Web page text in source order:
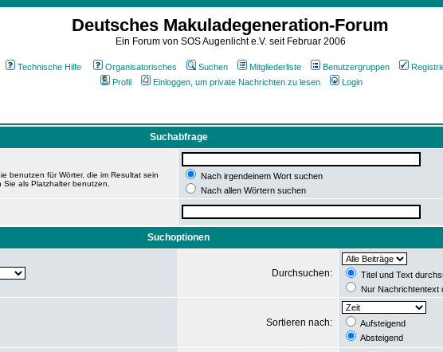
Deutsches Makuladegeneration-Forum
Ein Forum von SOS Augenlicht e.V. seit Februar 2006
Technische Hilfe Organisatorisches Suchen Mitgliederliste Benutzergruppen
Profil
Einloggen, um private Nachrichten zu lesen Login
Suchabfrage
benutzen für Wörter, die im Resultat sein
als Platzhalter benutzen.
Nach irgendeinem Wort suchen
Nach allen Wörtern suchen
Suchoptionen
Durchsuchen:
Titel und Text
Nur Nachrichtentext
Sortieren nach:
Aufsteigend
Absteigend